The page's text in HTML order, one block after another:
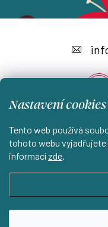
Nastavení cookies
Tento web používá
tohoto webu vyjadřujete
informací zde.
p
a
Instagram